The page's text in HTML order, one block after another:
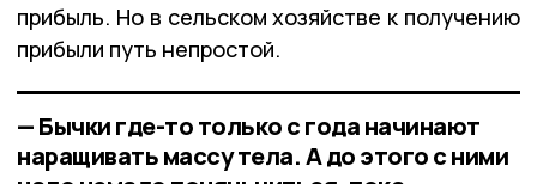
прибыль. Но в сельском хозяйстве к получению
прибыли путь непростой.
— Бычки где-то только с года начинают
наращивать массу тела. А до этого с ними